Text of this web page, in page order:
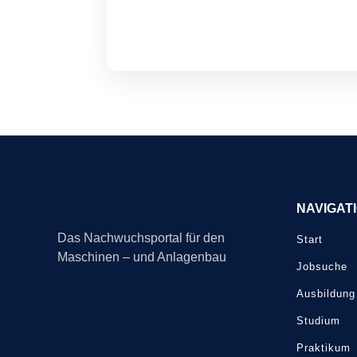
Das Nachwuchsportal für den
Maschinen – und Anlagenbau
Start
Jobsuche
Ausbildung
Studium
Praktikum